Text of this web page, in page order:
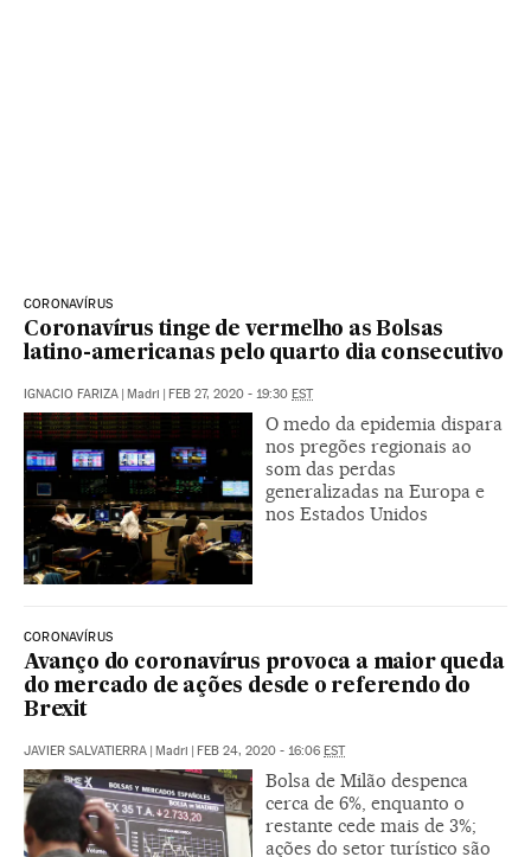
CORONAVÍRUS
Coronavírus tinge de vermelho as Bolsas
latino-americanas pelo quarto dia consecutivo
IGNACIO FARIZA | Madri | FEB 27, 2020 - 19:30 EST
O medo da epidemia dispara
nos pregões regionais ao
som das perdas
generalizadas na Europa e
nos Estados Unidos
CORONAVÍRUS
Avanço do coronavírus provoca a maior queda
do mercado de ações desde o referendo do
Brexit
JAVIER SALVATIERRA | Madri | FEB 24, 2020 - 16:06 EST
Bolsa de Milão despenca
cerca de 6%, enquanto o
restante cede mais de 3%;
ações do setor turístico são